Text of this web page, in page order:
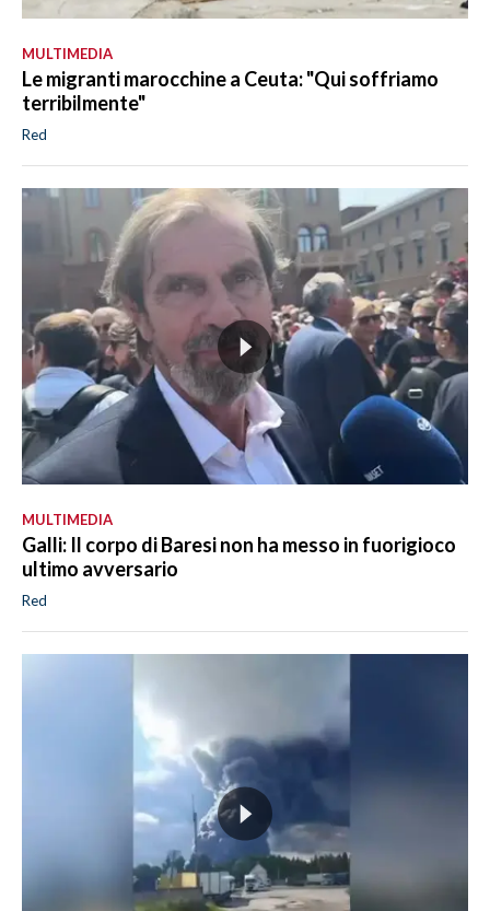
MULTIMEDIA
Le migranti marocchine a Ceuta: "Qui soffriamo
terribilmente"
Red
MULTIMEDIA
Galli: Il corpo di Baresi non ha messo in fuorigioco
ultimo avversario
Red